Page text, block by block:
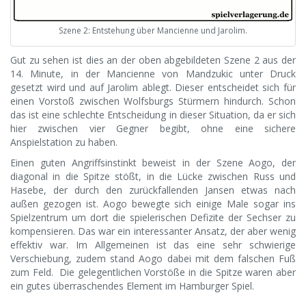
Szene 2: Entstehung über Mancienne und Jarolim.
Gut zu sehen ist dies an der oben abgebildeten Szene 2 aus der
14. Minute, in der Mancienne von Mandzukic unter Druck
gesetzt wird und auf Jarolim ablegt. Dieser entscheidet sich für
einen Vorstoß zwischen Wolfsburgs Stürmern hindurch. Schon
das ist eine schlechte Entscheidung in dieser Situation, da er sich
hier zwischen vier Gegner begibt, ohne eine sichere
Anspielstation zu haben.
Einen guten Angriffsinstinkt beweist in der Szene Aogo, der
diagonal in die Spitze stößt, in die Lücke zwischen Russ und
Hasebe, der durch den zurückfallenden Jansen etwas nach
außen gezogen ist. Aogo bewegte sich einige Male sogar ins
Spielzentrum um dort die spielerischen Defizite der Sechser zu
kompensieren. Das war ein interessanter Ansatz, der aber wenig
effektiv war. Im Allgemeinen ist das eine sehr schwierige
Verschiebung, zudem stand Aogo dabei mit dem falschen Fuß
zum Feld. Die gelegentlichen Vorstöße in die Spitze waren aber
ein gutes überraschendes Element im Hamburger Spiel.